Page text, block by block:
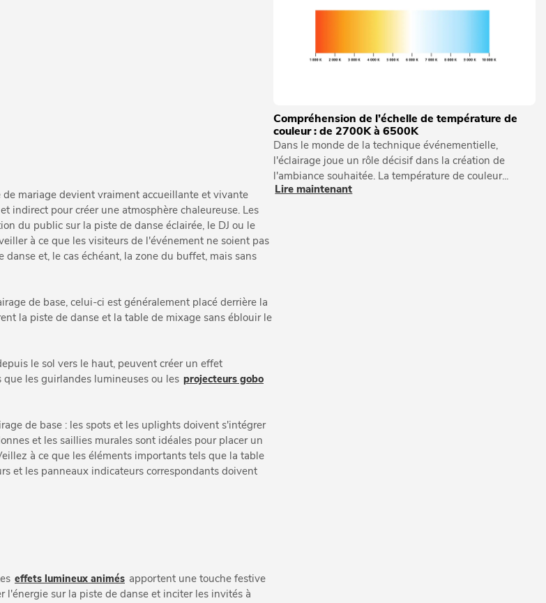
mariage devient vraiment accueillante et vivante
indirect pour créer une atmosphère chaleureuse. Les
du public sur la piste de danse éclairée, le DJ ou le
à ce que les visiteurs de l'événement ne soient pas
et, le cas échéant, la zone du buffet, mais sans
de base, celui-ci est généralement placé derrière la
la piste de danse et la table de mixage sans éblouir le
le sol vers le haut, peuvent créer un effet
les guirlandes lumineuses ou les projecteurs gobo
de base : les spots et les uplights doivent s'intégrer
et les saillies murales sont idéales pour placer un
à ce que les éléments importants tels que la table
et les panneaux indicateurs correspondants doivent
effets lumineux animés apportent une touche festive
l'énergie sur la piste de danse et inciter les invités à
Compréhension de l’échelle de température de
couleur : de 2700K à 6500K
Dans le monde de la technique événementielle,
l'éclairage joue un rôle décisif dans la création de
l'ambiance souhaitée. La température de couleur...
Lire maintenant